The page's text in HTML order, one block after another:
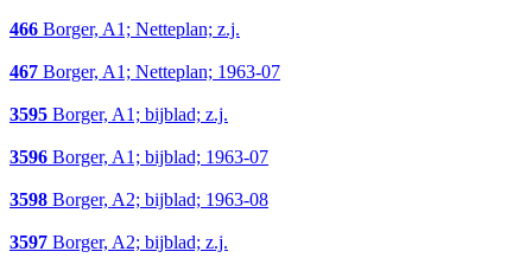
466 Borger, A1; Netteplan; z.j.
467 Borger, A1; Netteplan; 1963-07
3595 Borger, A1; bijblad; z.j.
3596 Borger, A1; bijblad; 1963-07
3598 Borger, A2; bijblad; 1963-08
3597 Borger, A2; bijblad; z.j.